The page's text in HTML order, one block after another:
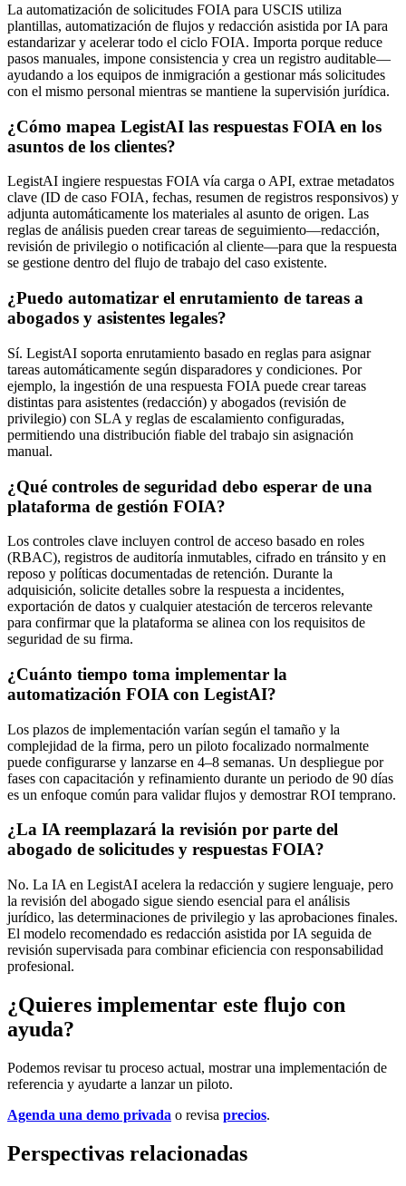
La automatización de solicitudes FOIA para USCIS utiliza
plantillas, automatización de flujos y redacción asistida por IA para
estandarizar y acelerar todo el ciclo FOIA. Importa porque reduce
pasos manuales, impone consistencia y crea un registro auditable—
ayudando a los equipos de inmigración a gestionar más solicitudes
con el mismo personal mientras se mantiene la supervisión jurídica.
¿Cómo mapea LegistAI las respuestas FOIA en los
asuntos de los clientes?
LegistAI ingiere respuestas FOIA vía carga o API, extrae metadatos
clave (ID de caso FOIA, fechas, resumen de registros responsivos) y
adjunta automáticamente los materiales al asunto de origen. Las
reglas de análisis pueden crear tareas de seguimiento—redacción,
revisión de privilegio o notificación al cliente—para que la respuesta
se gestione dentro del flujo de trabajo del caso existente.
¿Puedo automatizar el enrutamiento de tareas a
abogados y asistentes legales?
Sí. LegistAI soporta enrutamiento basado en reglas para asignar
tareas automáticamente según disparadores y condiciones. Por
ejemplo, la ingestión de una respuesta FOIA puede crear tareas
distintas para asistentes (redacción) y abogados (revisión de
privilegio) con SLA y reglas de escalamiento configuradas,
permitiendo una distribución fiable del trabajo sin asignación
manual.
¿Qué controles de seguridad debo esperar de una
plataforma de gestión FOIA?
Los controles clave incluyen control de acceso basado en roles
(RBAC), registros de auditoría inmutables, cifrado en tránsito y en
reposo y políticas documentadas de retención. Durante la
adquisición, solicite detalles sobre la respuesta a incidentes,
exportación de datos y cualquier atestación de terceros relevante
para confirmar que la plataforma se alinea con los requisitos de
seguridad de su firma.
¿Cuánto tiempo toma implementar la
automatización FOIA con LegistAI?
Los plazos de implementación varían según el tamaño y la
complejidad de la firma, pero un piloto focalizado normalmente
puede configurarse y lanzarse en 4–8 semanas. Un despliegue por
fases con capacitación y refinamiento durante un periodo de 90 días
es un enfoque común para validar flujos y demostrar ROI temprano.
¿La IA reemplazará la revisión por parte del
abogado de solicitudes y respuestas FOIA?
No. La IA en LegistAI acelera la redacción y sugiere lenguaje, pero
la revisión del abogado sigue siendo esencial para el análisis
jurídico, las determinaciones de privilegio y las aprobaciones finales.
El modelo recomendado es redacción asistida por IA seguida de
revisión supervisada para combinar eficiencia con responsabilidad
profesional.
¿Quieres implementar este flujo con
ayuda?
Podemos revisar tu proceso actual, mostrar una implementación de
referencia y ayudarte a lanzar un piloto.
Agenda una demo privada o revisa precios.
Perspectivas relacionadas